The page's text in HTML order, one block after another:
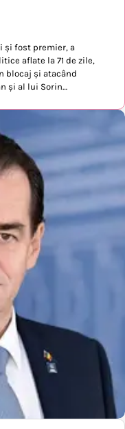
și fost premier, a
aflate la 71 de zile,
blocaj și atacând
și al lui Sorin…